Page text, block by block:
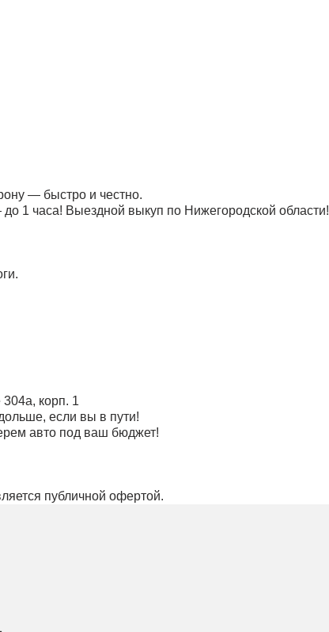
— быстро и честно.
1 часа! Выездной выкуп по Нижегородской области!
корп. 1
если вы в пути!
авто под ваш бюджет!
публичной офертой.